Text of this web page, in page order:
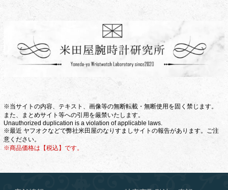
※当サイトの内容、テキスト、画像等の無断転載・無断使用を固く禁じます。
また、まとめサイト等への引用を厳禁いたします。
Unauthorized duplication is a violation of applicable laws.
※最近 ヤフオクなどで弊社米田屋のなりすましサイトの報告があります。ご注
意ください。
※商品価格は【税込】です。